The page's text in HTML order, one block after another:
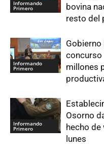
Informando
Primero
bovina
resto del
Informando
Primero
Gobierno
concurso
millones
Informando
Primero
Osorno
hecho de
lunes